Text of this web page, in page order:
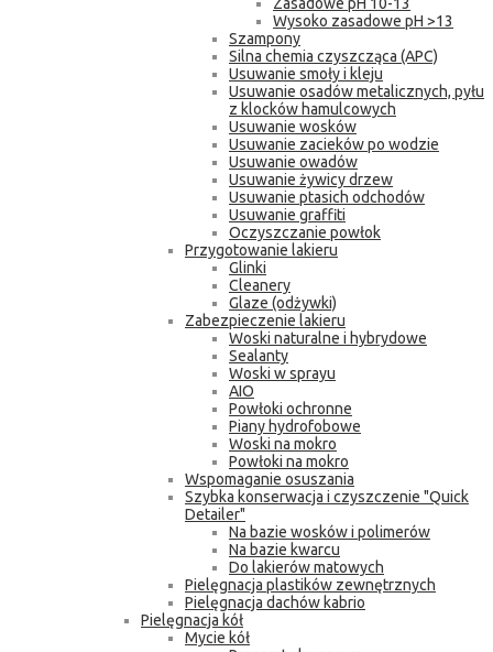
Wysoko zasadowe pH >13
Szampony
Silna chemia czyszcząca (APC)
Usuwanie smoły i kleju
Usuwanie osadów metalicznych, pyłu
z klocków hamulcowych
Usuwanie wosków
Usuwanie zacieków po wodzie
Usuwanie owadów
Usuwanie żywicy drzew
Usuwanie ptasich odchodów
Usuwanie graffiti
Oczyszczanie powłok
Przygotowanie lakieru
Glinki
Cleanery
Glaze (odżywki)
Zabezpieczenie lakieru
Woski naturalne i hybrydowe
Sealanty
Woski w sprayu
AIO
Powłoki ochronne
Piany hydrofobowe
Woski na mokro
Powłoki na mokro
Wspomaganie osuszania
Szybka konserwacja i czyszczenie "Quick
Detailer"
Na bazie wosków i polimerów
Na bazie kwarcu
Do lakierów matowych
Pielęgnacja plastików zewnętrznych
Pielęgnacja dachów kabrio
Pielęgnacja kół
Mycie kół